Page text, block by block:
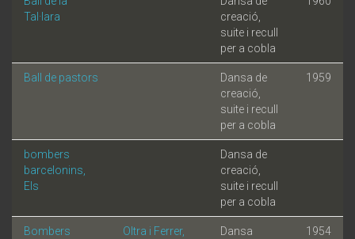
Tal·lara
creació,
suite i recull
per a cobla
Ball de pastors
Dansa de
creació,
suite i recull
per a cobla
1959
bombers
barcelonins,
Els
Dansa de
creació,
suite i recull
per a cobla
Bombers
Oltra i Ferrer,
Dansa
1954